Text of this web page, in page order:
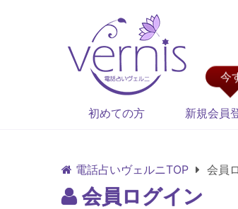
今
初めての方 新規会員
電話占いヴェルニTOP 会員
会員ログイン